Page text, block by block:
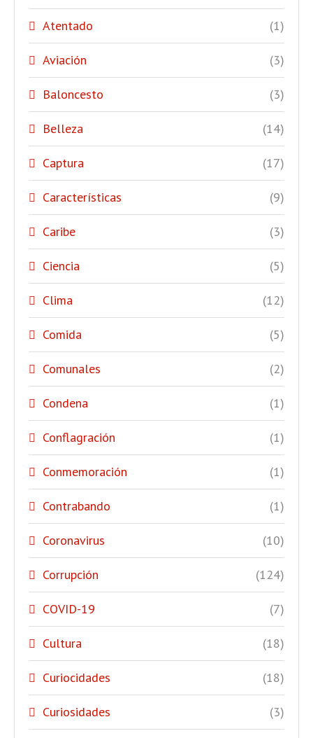
Atentado (1)
Aviación (3)
Baloncesto (3)
Belleza (14)
Captura (17)
Características (9)
Caribe (3)
Ciencia (5)
Clima (12)
Comida (5)
Comunales (2)
Condena (1)
Conflagración (1)
Conmemoración (1)
Contrabando (1)
Coronavirus (10)
Corrupción (124)
COVID-19 (7)
Cultura (18)
Curiocidades (18)
Curiosidades (3)